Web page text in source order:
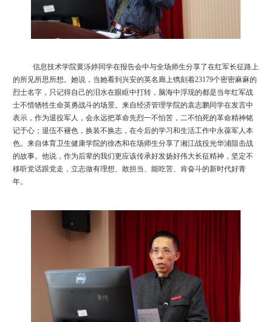
信息技术学院黄泺婷同学在报告会中与全场师生分享了在红军长征路上
的所见所思所想。她说， 当她看到兴安的英名廊上镌刻着23179个密密麻麻的
烈士名字，只记得自己的泪水在眼眶中打转，脑海中浮现的都是当年红军战
士不惜牺牲生命英勇战斗的场景。来自经济管理学院的袁志鹏同学在发言中
表示， 作为退役军人， 会永远把革命先烈一不怕苦，二不怕死的革命精神铭
记于心； 退伍不褪色，换装不换志， 在今后的学习和生活工作中永葆军人本
色。 来自体育卫生健康学院的徐杰和在场师生分享了湘江战役光华浦阻击战
的故事。他说， 作为后辈的我们更应该传承好发扬好伟大长征精神， 坚定不
移听党话跟党走， 立志做有理想、敢担当、能吃苦、肯奋斗的新时代好青
年。